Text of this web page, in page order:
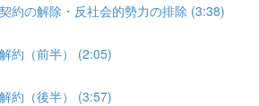
約の解除・反社会的勢力の排除 (3:38)
約（前半） (2:05)
約（後半） (3:57)